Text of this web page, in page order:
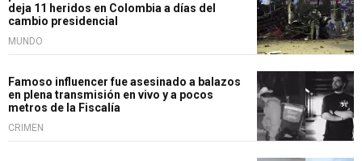
deja 11 heridos en Colombia a días del
cambio presidencial
MUNDO
Famoso influencer fue asesinado a balazos
en plena transmisión en vivo y a pocos
metros de la Fiscalía
CRIMEN